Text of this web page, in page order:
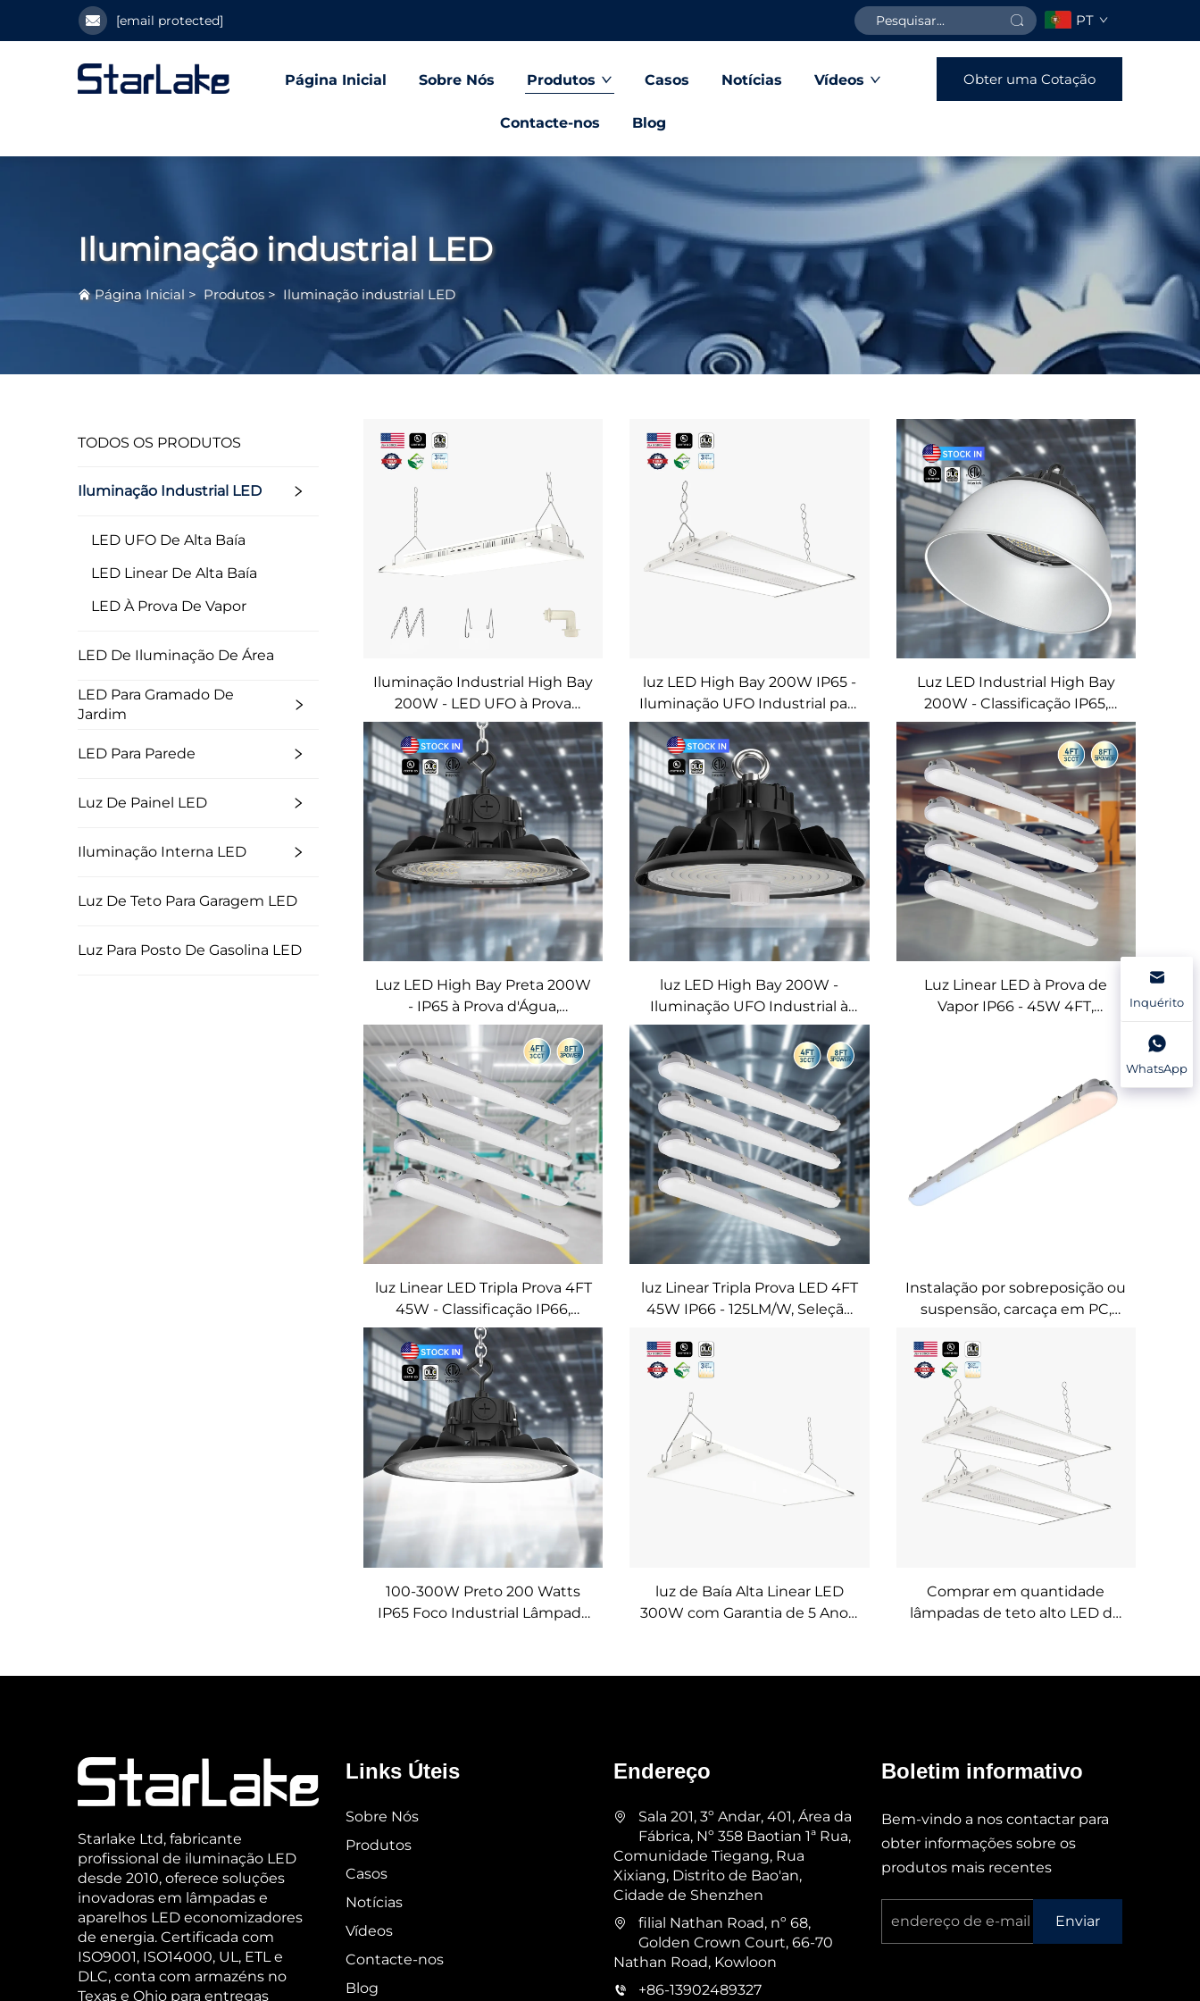
[email protected] PT
Página Inicial Sobre Nós Produtos Casos Notícias Vídeos
Contacte-nos Blog
Obter uma Cotação
Iluminação industrial LED
Página Inicial > Produtos > Iluminação industrial LED
TODOS OS PRODUTOS
Iluminação Industrial LED
LED UFO De Alta Baía
LED Linear De Alta Baía
LED À Prova De Vapor
LED De Iluminação De Área
LED Para Gramado De
Jardim
LED Para Parede
Luz De Painel LED
Iluminação Interna LED
Luz De Teto Para Garagem LED
Luz Para Posto De Gasolina LED
Iluminação Industrial High Bay
200W - LED UFO à Prova
d'Água IP65 para Armazém e
Espaços Comerciais (Preto,
100-300W)
luz LED High Bay 200W IP65 -
Iluminação UFO Industrial para
Armazém, Academia e
Garagem (100-300W, Preto)
Luz LED Industrial High Bay
200W - Classificação IP65,
Luminária UFO Preta para
Armazém, Academia e
Garagem (Faixa de 100-300W)
Luz LED High Bay Preta 200W
- IP65 à Prova d'Água,
Iluminação Econômica em
Energia UFO para Uso
Industrial e Comercial
luz LED High Bay 200W -
Iluminação UFO Industrial à
Prova d'Água IP65 para
Armazém, Academia e
Garagem (100-300W, Preto)
Luz Linear LED à Prova de
Vapor IP66 - 45W 4FT,
luz Linear LED Tripla Prova 4FT
45W - Classificação IP66,
Ajuste 5CCT, 125LM/W
(Instalação de Superfície ou
Pendente)
luz Linear Tripla Prova LED 4FT
45W IP66 - 125LM/W, Seleção
Superfície/Suspensão para
Áreas com Vedação contra
Instalação por sobreposição ou
suspensão, carcaça em PC,
5CCT, linear LED 4FT 45W, luz
linear tripla prova
100-300W Preto 200 Watts
IP65 Foco Industrial Lâmpada
Academia Garagem
luz de Baía Alta Linear LED
300W com Garantia de 5 Anos,
Armazéns
Comprar em quantidade
lâmpadas de teto alto LED de
para projetos de construção ou
Inquérito
WhatsApp
Starlake Ltd, fabricante
profissional de iluminação LED
desde 2010, oferece soluções
inovadoras em lâmpadas e
aparelhos LED economizadores
de energia. Certificada com
ISO9001, ISO14000, UL, ETL e
DLC, conta com armazéns no
Texas e Ohio para entregas
Links Úteis
Sobre Nós
Produtos
Casos
Notícias
Vídeos
Contacte-nos
Blog
Endereço
Sala 201, 3º Andar, 401, Área da
Fábrica, Nº 358 Baotian 1ª Rua,
Comunidade Tiegang, Rua
Xixiang, Distrito de Bao'an,
Cidade de Shenzhen
filial Nathan Road, nº 68,
Golden Crown Court, 66-70
Nathan Road, Kowloon
+86-13902489327
Boletim informativo
Bem-vindo a nos contactar para
obter informações sobre os
produtos mais recentes
Enviar